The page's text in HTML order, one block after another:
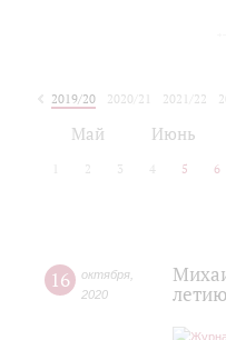
2019/20 2020/21 2021/22
Май Июнь
2 3 4 5 6
16 октября
2020